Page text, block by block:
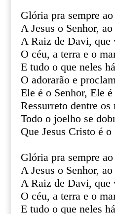
Glória pra sempre
A Jesus o Senhor,
A Raiz de Davi, que
O céu, a terra e o
E tudo o que neles há
O adorarão e
Ele é o Senhor, Ele
Ressurreto dentre
Todo o joelho se
Que Jesus Cristo é
Glória pra sempre
A Jesus o Senhor,
A Raiz de Davi, que
O céu, a terra e o
E tudo o que neles há